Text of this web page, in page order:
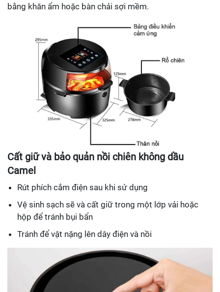
bằng khăn ẩm hoặc bàn chải sợi mềm.
Cất giữ và bảo quản nồi chiên không dầu
Camel
Rút phích cắm điện sau khi sử dụng
Vệ sinh sạch sẽ và cất giữ trong một lớp vải hoặc
hộp để tránh bụi bẩn
Tránh để vật nặng lên dây điện và nồi